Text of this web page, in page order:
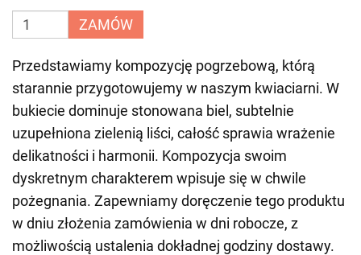
ZAMÓW
Przedstawiamy kompozycję pogrzebową, którą
starannie przygotowujemy w naszym kwiaciarni. W
bukiecie dominuje stonowana biel, subtelnie
uzupełniona zielenią liści, całość sprawia wrażenie
delikatności i harmonii. Kompozycja swoim
dyskretnym charakterem wpisuje się w chwile
pożegnania. Zapewniamy doręczenie tego produktu
w dniu złożenia zamówienia w dni robocze, z
możliwością ustalenia dokładnej godziny dostawy.